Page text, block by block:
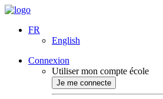
FR
English
Connexion
Utiliser mon compte école
Je me connecte